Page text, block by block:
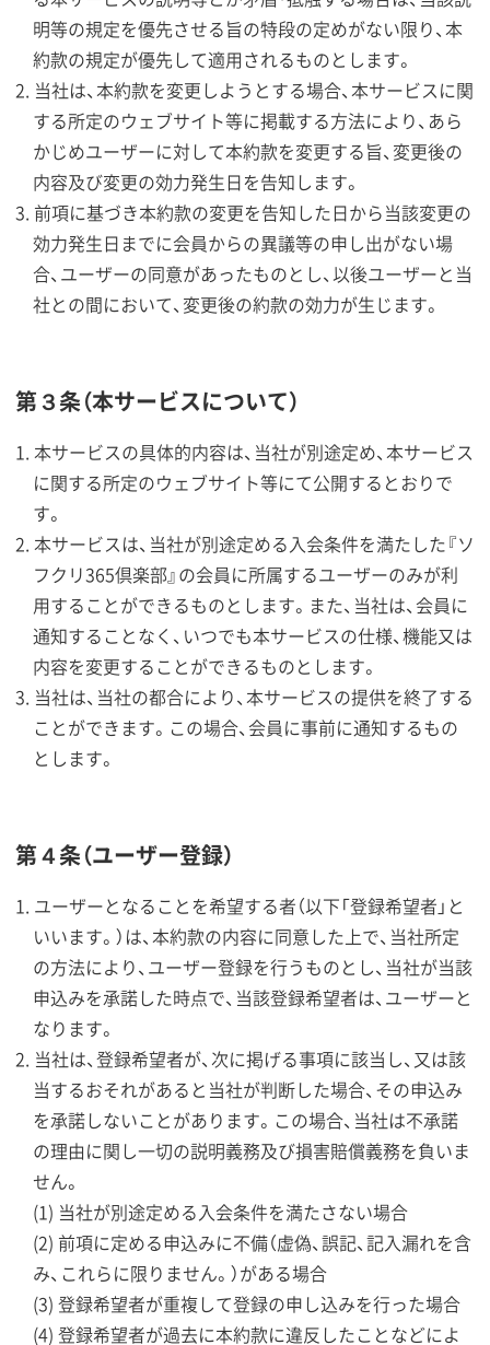
明等の規定を優先させる旨の特段の定めがない限り、本
約款の規定が優先して適用されるものとします。
当社は、本約款を変更しようとする場合、本サービスに関
する所定のウェブサイト等に掲載する方法により、あら
かじめユーザーに対して本約款を変更する旨、変更後の
内容及び変更の効力発生日を告知します。
前項に基づき本約款の変更を告知した日から当該変更の
効力発生日までに会員からの異議等の申し出がない場
合、ユーザーの同意があったものとし、以後ユーザーと当
社との間において、変更後の約款の効力が生じます。
第３条（本サービスについて）
本サービスの具体的内容は、当社が別途定め、本サービス
に関する所定のウェブサイト等にて公開するとおりで
す。
本サービスは、当社が別途定める入会条件を満たした『ソ
フクリ365倶楽部』の会員に所属するユーザーのみが利
用することができるものとします。また、当社は、会員に
通知することなく、いつでも本サービスの仕様、機能又は
内容を変更することができるものとします。
当社は、当社の都合により、本サービスの提供を終了する
ことができます。この場合、会員に事前に通知するもの
とします。
第４条（ユーザー登録）
ユーザーとなることを希望する者（以下「登録希望者」と
いいます。）は、本約款の内容に同意した上で、当社所定
の方法により、ユーザー登録を行うものとし、当社が当該
申込みを承諾した時点で、当該登録希望者は、ユーザーと
なります。
当社は、登録希望者が、次に掲げる事項に該当し、又は該
当するおそれがあると当社が判断した場合、その申込み
を承諾しないことがあります。この場合、当社は不承諾
の理由に関し一切の説明義務及び損害賠償義務を負いま
せん。
(1) 当社が別途定める入会条件を満たさない場合
(2) 前項に定める申込みに不備（虚偽、誤記、記入漏れを含
み、これらに限りません。）がある場合
(3) 登録希望者が重複して登録の申し込みを行った場合
(4) 登録希望者が過去に本約款に違反したことなどによ